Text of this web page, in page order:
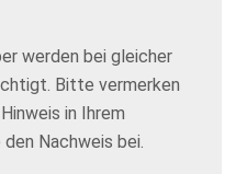
werden bei gleicher
Bitte vermerken
in Ihrem
Nachweis bei.